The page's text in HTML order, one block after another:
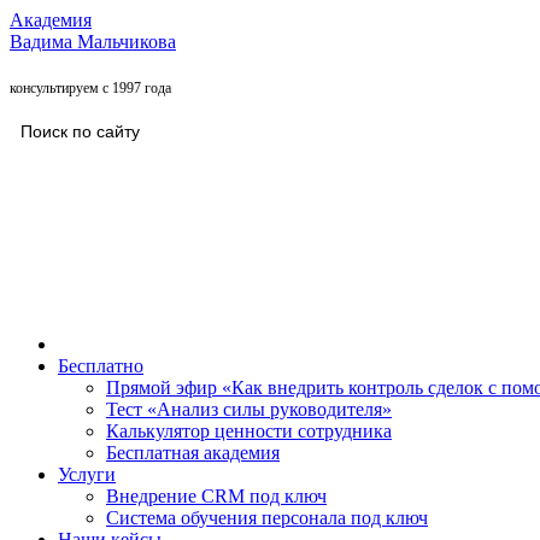
Академия
Вадима Мальчикова
консультируем с 1997 года
Бесплатно
Прямой эфир «Как внедрить контроль сделок с
Тест «Анализ силы руководителя»
Калькулятор ценности сотрудника
Бесплатная академия
Услуги
Внедрение CRM под ключ
Система обучения персонала под ключ